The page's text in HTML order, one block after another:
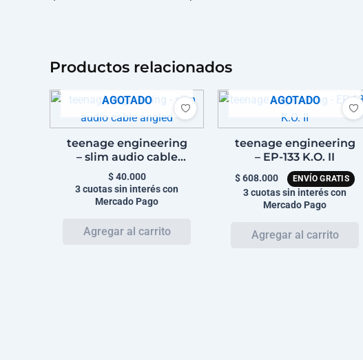
Productos relacionados
AGOTADO
teenage engineering
– slim audio cable
angled
$40.000
3 cuotas sin interés con
Mercado Pago
AGOTADO
teenage engineering
– EP-133 K.O. II
$608.000 ENVÍO GRATIS
3 cuotas sin interés con
Mercado Pago